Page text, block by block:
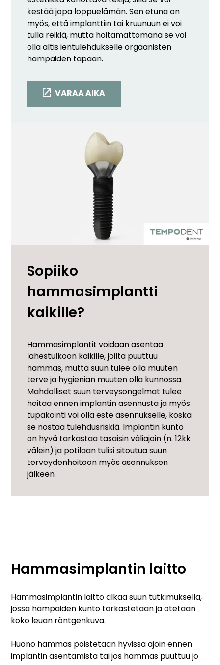
kestää jopa loppuelämän. Sen etuna on
myös, että implanttiin tai kruunuun ei voi
tulla reikiä, mutta hoitamattomana se voi
olla altis ientulehdukselle orgaanisten
hampaiden tapaan.
VARAA AIKA
Sopiiko
hammasimplantti
kaikille?
Hammasimplantit voidaan asentaa
lähestulkoon kaikille, joilta puuttuu
hammas, mutta suun tulee olla muuten
terve ja hygienian muuten olla kunnossa.
Mahdolliset suun terveysongelmat tulee
hoitaa ennen implantin asennusta ja myös
tupakointi voi olla este asennukselle, koska
se nostaa tulehdusriskiä. Implantin kunto
on hyvä tarkastaa tasaisin väliajoin (n. 12kk
välein) ja potilaan tulisi sitoutua suun
terveydenhoitoon myös asennuksen
jälkeen.
Hammasimplantin laitto
Hammasimplantin laitto alkaa suun tutkimuksella,
jossa hampaiden kunto tarkastetaan ja otetaan
koko leuan röntgenkuva.
Huono hammas poistetaan hyvissä ajoin ennen
implantin asentamista tai jos hammas puuttuu jo